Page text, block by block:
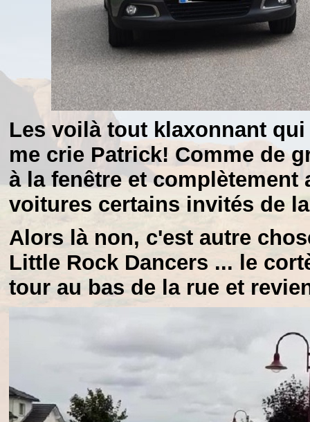
Les voilà tout klaxonnant
me crie Patrick! Comme de
à la fenêtre et
voitures certains invités de
Alors là non, c'est autre
Little Rock Dancers ... le
tour au bas de la rue et